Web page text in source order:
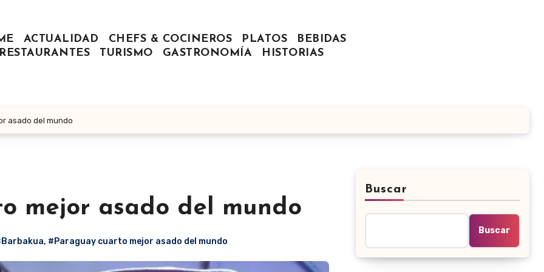
ACTUALIDAD CHEFS & COCINEROS PLATOS
BEBIDAS
RESTAURANTES
TURISMO GASTRONOMÍA HISTORIAS
asado del mundo
mejor asado del mundo
, #Paraguay cuarto mejor asado del mundo
Buscar
Buscar